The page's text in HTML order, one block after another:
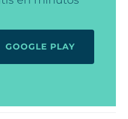
GOOGLE PLAY